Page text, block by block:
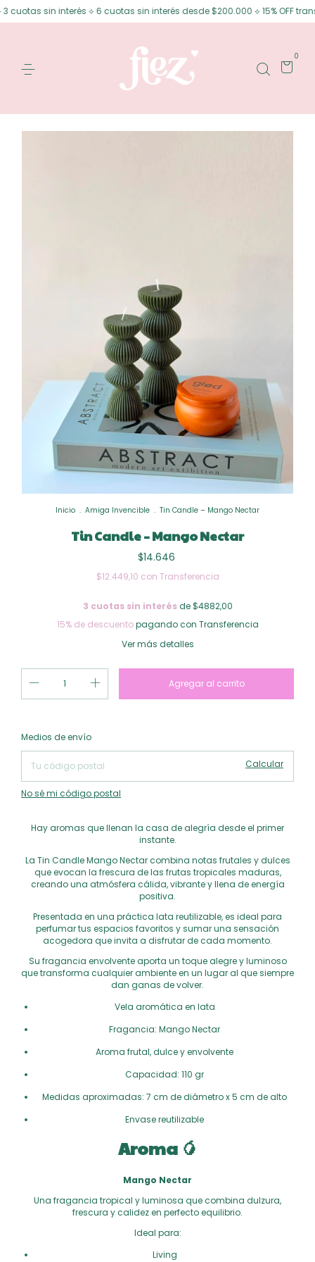
sin interés ⟡ 6 cuotas sin interés desde $200.000 ⟡ 15% OFF
0
Inicio . Amiga Invencible . Tin Candle – Mango Nectar
Tin Candle – Mango Nectar
$14.646
$12.449,10 con Transferencia
3 cuotas sin interésde $4882,00
15% de descuentopagando con Transferencia
Ver más detalles
Entregas para el CP:
Medios de envío
Calcular
No sé mi código postal
Hay aromas que llenan la casa de alegría desde el primer
instante.
La Tin Candle Mango Nectar combina notas frutales y dulces
que evocan la frescura de las frutas tropicales maduras,
creando una atmósfera cálida, vibrante y llena de energía
positiva.
Presentada en una práctica lata reutilizable, es ideal para
perfumar tus espacios favoritos y sumar una sensación
acogedora que invita a disfrutar de cada momento.
Su fragancia envolvente aporta un toque alegre y luminoso
que transforma cualquier ambiente en un lugar al que siempre
dan ganas de volver.
Vela aromática en lata
Fragancia: Mango Nectar
Aroma frutal, dulce y envolvente
Capacidad: 110 gr
Medidas aproximadas: 7 cm de diámetro x 5 cm de alto
Envase reutilizable
Aroma 🥭
Mango Nectar
Una fragancia tropical y luminosa que combina dulzura,
frescura y calidez en perfecto equilibrio.
Ideal para:
Living